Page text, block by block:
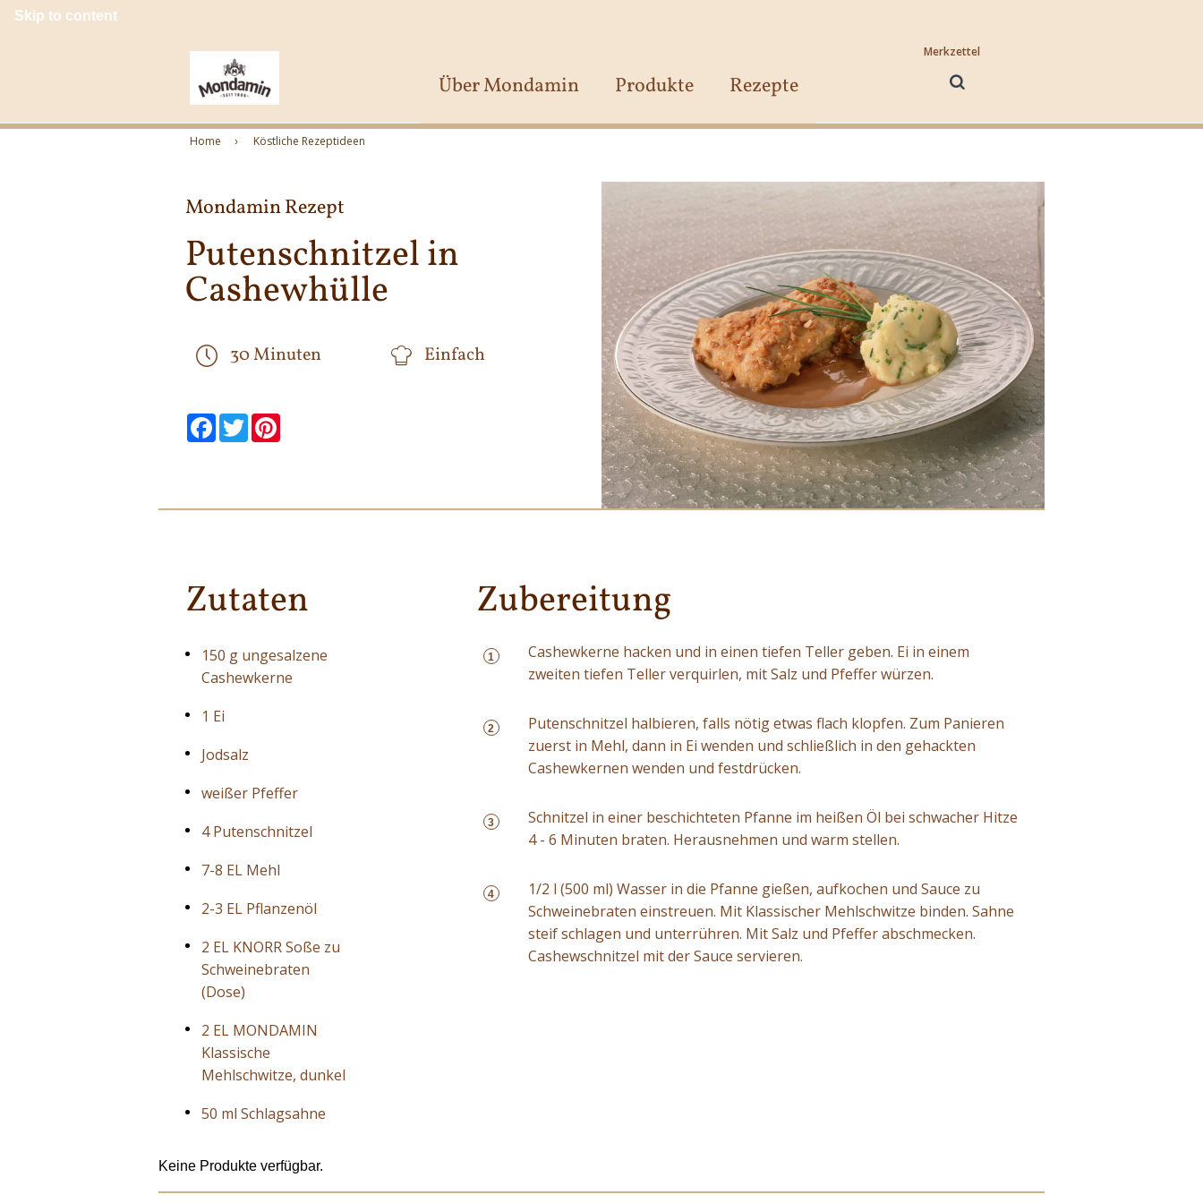
Skip to content
Über Mondamin Produkte Rezepte
Merkzettel
Home Köstliche Rezeptideen
Mondamin Rezept
Putenschnitzel in
Cashewhülle
30 Minuten Einfach
null
Facebook
null null
Twitter
null null
null
Zutaten
150 g ungesalzene
Cashewkerne
1 Ei
Jodsalz
weißer Pfeffer
4 Putenschnitzel
7-8 EL Mehl
2-3 EL Pflanzenöl
2 EL KNORR Soße zu
Schweinebraten
(Dose)
2 EL MONDAMIN
Klassische
Mehlschwitze, dunkel
50 ml Schlagsahne
Zubereitung
1
Cashewkerne hacken und in einen tiefen Teller geben. Ei in einem
zweiten tiefen Teller verquirlen, mit Salz und Pfeffer würzen.
2
Putenschnitzel halbieren, falls nötig etwas flach klopfen. Zum Panieren
zuerst in Mehl, dann in Ei wenden und schließlich in den gehackten
Cashewkernen wenden und festdrücken.
3
Schnitzel in einer beschichteten Pfanne im heißen Öl bei schwacher Hitze
4 - 6 Minuten braten. Herausnehmen und warm stellen.
4
1/2 l (500 ml) Wasser in die Pfanne gießen, aufkochen und Sauce zu
Schweinebraten einstreuen. Mit Klassischer Mehlschwitze binden. Sahne
steif schlagen und unterrühren. Mit Salz und Pfeffer abschmecken.
Cashewschnitzel mit der Sauce servieren.
Keine Produkte verfügbar.